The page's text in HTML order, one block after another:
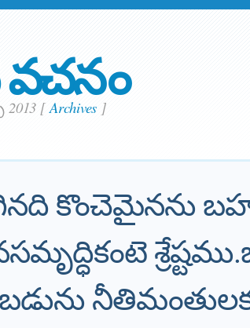
[Archives ]
కొంచెమైనను